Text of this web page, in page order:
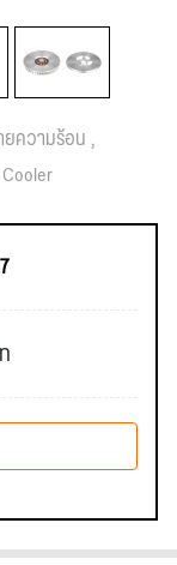
ยความร้อน